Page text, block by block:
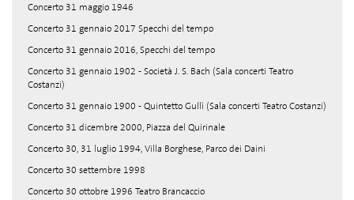
Concerto 31 maggio 1946
Concerto 31 gennaio 2017 Specchi del tempo
Concerto 31 gennaio 2016, Specchi del tempo
Concerto 31 gennaio 1902 - Società J. S. Bach (Sala concerti Teatro
Costanzi)
Concerto 31 gennaio 1900 - Quintetto Gullì (Sala concerti Teatro Costanzi)
Concerto 31 dicembre 2000, Piazza del Quirinale
Concerto 30, 31 luglio 1994, Villa Borghese, Parco dei Daini
Concerto 30 settembre 1998
Concerto 30 ottobre 1996 Teatro Brancaccio